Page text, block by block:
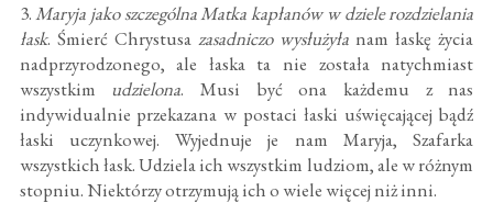
3.Maryja jako szczególna Matka kapłanów w dziele rozdzielania
łask. Śmierć Chrystusa zasadniczo wysłużyła nam łaskę życia
nadprzyrodzonego, ale łaska ta nie została natychmiast
wszystkim udzielona. Musi być ona każdemu z nas
indywidualnie przekazana w postaci łaski uświęcającej bądź
łaski uczynkowej. Wyjednuje je nam Maryja, Szafarka
wszystkich łask. Udziela ich wszystkim ludziom, ale w różnym
stopniu. Niektórzy otrzymują ich o wiele więcej niż inni.